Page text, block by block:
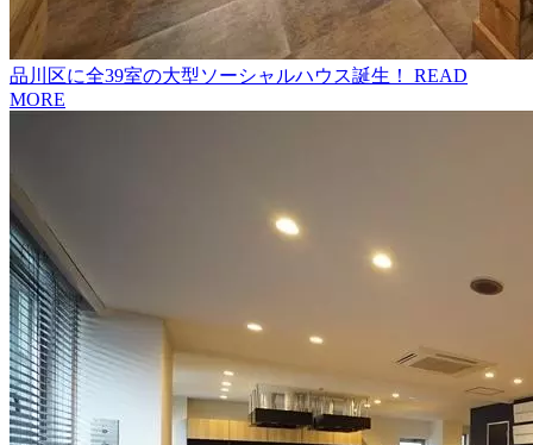
品川区に全39室の大型ソーシャルハウス誕生！
READ
MORE